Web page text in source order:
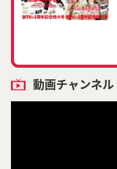
動画チャンネル